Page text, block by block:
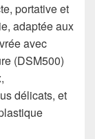
portative et
adaptée aux
avec
(DSM500)
délicats, et